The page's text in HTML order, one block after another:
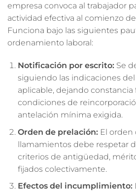
empresa convoca al trabajador
actividad efectiva al comienzo
Funciona bajo las siguientes
ordenamiento laboral:
Notificación por escrito:Se
siguiendo las indicaciones
aplicable, dejando constancia
condiciones de
antelación mínima exigida.
Orden de prelación:El orden
llamamientos debe respetar
criterios de antigüedad,
fijados colectivamente.
Efectos del incumplimiento: